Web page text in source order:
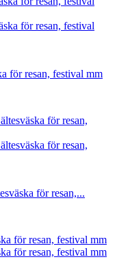
för resan, festival mm
för resan,...